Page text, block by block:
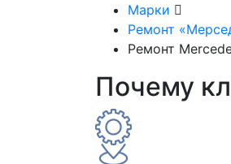
Марки
Ремонт
Ремонт
Почему